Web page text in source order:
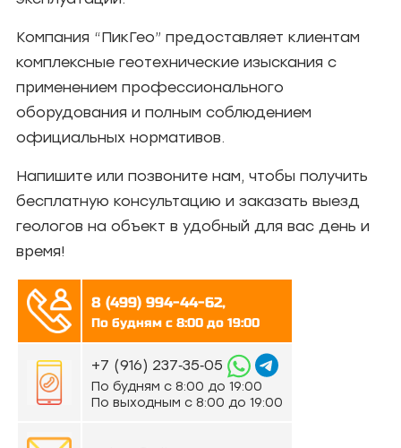
Компания “ПикГео” предоставляет клиентам
комплексные геотехнические изыскания с
применением профессионального
оборудования и полным соблюдением
официальных нормативов.
Напишите или позвоните нам, чтобы получить
бесплатную консультацию и заказать выезд
геологов на объект в удобный для вас день и
время!
8 (499) 994-44-62,
По будням с 8:00 до 19:00
‪+7 (916) 237‑35‑05‬
По будням с 8:00 до 19:00
По выходным с 8:00 до 19:00